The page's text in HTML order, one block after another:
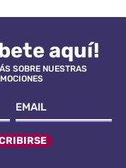
aquí!
SOBRE NUESTRAS